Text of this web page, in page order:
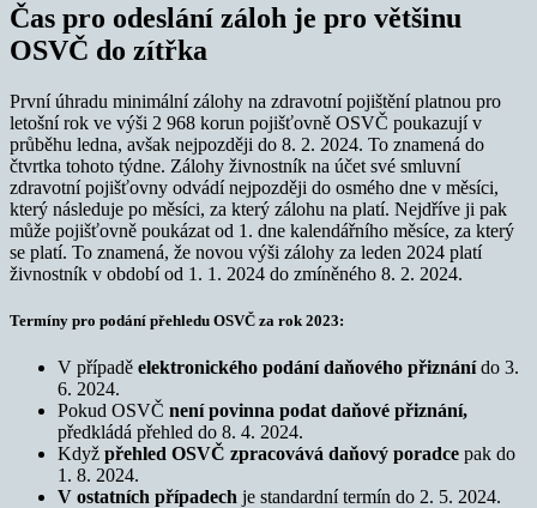
Čas pro odeslání záloh je pro většinu
OSVČ do zítřka
První úhradu minimální zálohy na zdravotní pojištění platnou pro
letošní rok ve výši 2 968 korun pojišťovně OSVČ poukazují v
průběhu ledna, avšak nejpozději do 8. 2. 2024. To znamená do
čtvrtka tohoto týdne. Zálohy živnostník na účet své smluvní
zdravotní pojišťovny odvádí nejpozději do osmého dne v měsíci,
který následuje po měsíci, za který zálohu na platí. Nejdříve ji pak
může pojišťovně poukázat od 1. dne kalendářního měsíce, za který
se platí. To znamená, že novou výši zálohy za leden 2024 platí
živnostník v období od 1. 1. 2024 do zmíněného 8. 2. 2024.
Termíny pro podání přehledu OSVČ za rok 2023:
V případě elektronického podání daňového přiznánído 3.
6. 2024.
Pokud OSVČ není povinna podat daňové přiznání,
předkládá přehled do 8. 4. 2024.
Když přehled OSVČ zpracovává daňový poradce pak do
1. 8. 2024.
V ostatních případech je standardní termín do 2. 5. 2024.